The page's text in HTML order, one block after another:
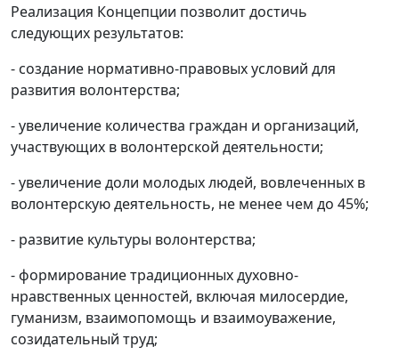
Реализация Концепции позволит достичь
следующих результатов:
- создание нормативно-правовых условий для
развития волонтерства;
- увеличение количества граждан и организаций,
участвующих в волонтерской деятельности;
- увеличение доли молодых людей, вовлеченных в
волонтерскую деятельность, не менее чем до 45%;
- развитие культуры волонтерства;
- формирование традиционных духовно-
нравственных ценностей, включая милосердие,
гуманизм, взаимопомощь и взаимоуважение,
созидательный труд;